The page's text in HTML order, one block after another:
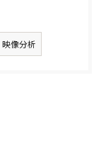
映像分析